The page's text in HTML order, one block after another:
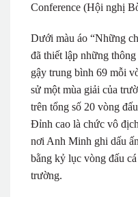
Conference (Hội nghị
Dưới màu áo “Những
đã thiết lập những
gậy trung bình 69 mỗi
sử một mùa giải của
trên tổng số 20 vòng
Đỉnh cao là chức vô
nơi Anh Minh ghi dấu
bằng kỷ lục vòng đấu
trường.